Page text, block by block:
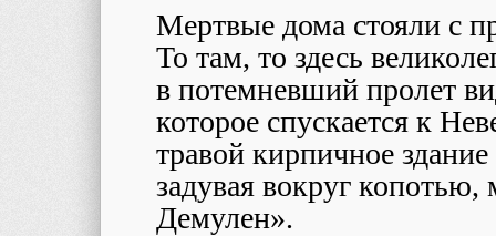
Мертвые дома стояли с
То там, то здесь
в потемневший пролет
которое спускается к
травой кирпичное
задувая вокруг
Демулен».